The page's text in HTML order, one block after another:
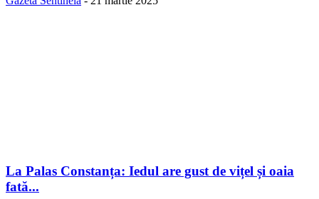
La Palas Constanța: Iedul are gust de vițel și oaia
fată...